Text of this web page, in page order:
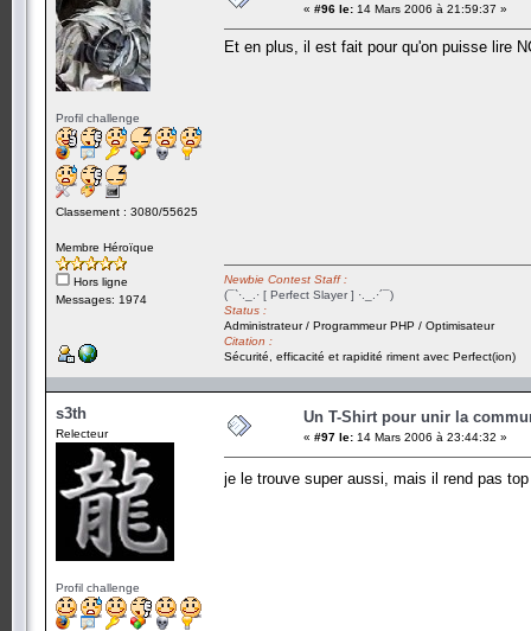
Profil challenge
Classement : 3080/55625
Membre Héroïque
Hors ligne
Messages: 1974
« #96 le: 14 Mars 2006 à 21:59:37 »
Et en plus, il est fait pour qu'on puisse lire
Newbie Contest Staff :
(¯`·._.· [ Perfect Slayer ] ·._.·´¯)
Status :
Administrateur / Programmeur PHP / Optimisateur
Citation :
Sécurité, efficacité et rapidité riment avec Perfect(ion)
s3th
Relecteur
Profil challenge
Un T-Shirt pour unir la
« #97 le: 14 Mars 2006 à 23:44:32 »
je le trouve super aussi, mais il rend pas